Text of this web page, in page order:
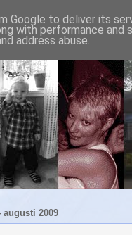
augusti 2009
Google to deliver its
with performance
address abuse.